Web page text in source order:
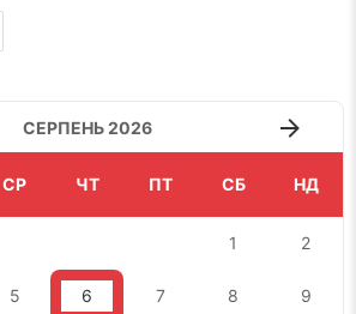
СЕРПЕНЬ 2026
СР ЧТ ПТ СБ НД
1 2
5 6 7 8 9